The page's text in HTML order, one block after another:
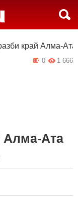
край Алма-Ата
1 666
0
Алма-Ата